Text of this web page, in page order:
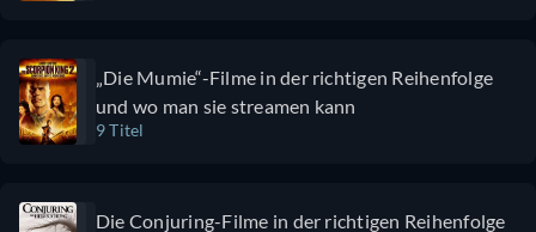
satirischen Buch.
Am Ende ist der
belohnt.
„Die Mumie“-Filme in der richtigen Reihenfolge
und wo man sie streamen kann
9 Titel
Die Conjuring-Filme in der richtigen Reihenfolge